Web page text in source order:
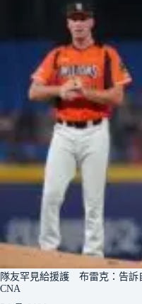
隊友罕見給援護 布雷克：告訴
CNA